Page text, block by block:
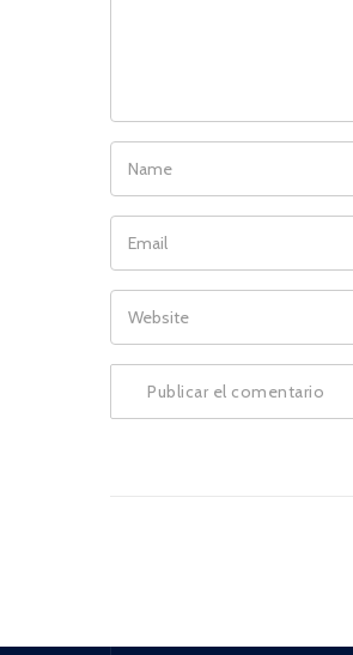
NAME
EMAIL
WEBSITE